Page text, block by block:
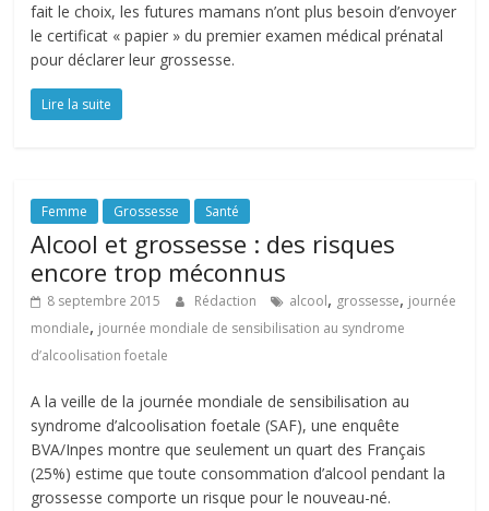
fait le choix, les futures mamans n’ont plus besoin d’envoyer
le certificat « papier » du premier examen médical prénatal
pour déclarer leur grossesse.
Lire la suite
Femme Grossesse Santé
Alcool et grossesse : des risques
encore trop méconnus
8 septembre 2015 Rédaction alcool, grossesse, journée
mondiale, journée mondiale de sensibilisation au syndrome
d’alcoolisation foetale
A la veille de la journée mondiale de sensibilisation au
syndrome d’alcoolisation foetale (SAF), une enquête
BVA/Inpes montre que seulement un quart des Français
(25%) estime que toute consommation d’alcool pendant la
grossesse comporte un risque pour le nouveau-né.